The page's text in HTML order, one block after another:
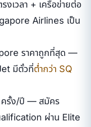
งเวลา + เครือข่ายต่อ
Airlines เป็น
ราคาถูกที่สุด —
มีตั๋วที่ต่ำกว่า SQ
ครั้ง/ปี — สมัคร
ผ่าน Elite